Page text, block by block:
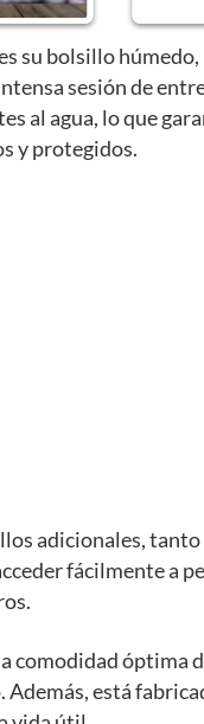
su bolsillo
sesión de
al agua, lo que
y protegidos.
adicionales,
fácilmente a
comodidad óptima
Además, está